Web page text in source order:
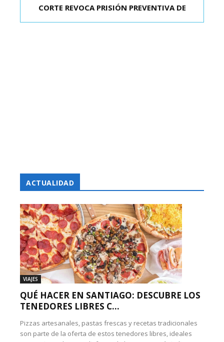
CORTE REVOCA PRISIÓN PREVENTIVA DE
ACTUALIDAD
VIAJES
QUÉ HACER EN SANTIAGO: DESCUBRE LOS
TENEDORES LIBRES C...
Pizzas artesanales, pastas frescas y recetas tradicionales
son parte de la oferta de estos tenedores libres, ideales